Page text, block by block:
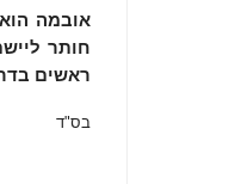
אובמה
חותר
ראשים
בס"ד